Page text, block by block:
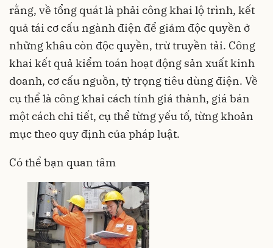
rằng, về tổng quát là phải công khai lộ trình, kết
quả tái cơ cấu ngành điện để giảm độc quyền ở
những khâu còn độc quyền, trừ truyền tải. Công
khai kết quả kiểm toán hoạt động sản xuất kinh
doanh, cơ cấu nguồn, tỷ trọng tiêu dùng điện. Về
cụ thể là công khai cách tính giá thành, giá bán
một cách chi tiết, cụ thể từng yếu tố, từng khoản
mục theo quy định của pháp luật.
Có thể bạn quan tâm